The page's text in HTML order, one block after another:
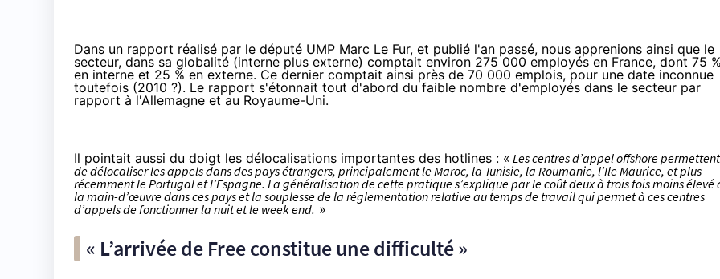
Dans un rapport réalisé par le député UMP Marc Le Fur, et publié l'an passé, nous apprenions ainsi que le
secteur, dans sa globalité (interne plus externe) comptait environ 275 000 employés en France, dont 75 %
en interne et 25 % en externe. Ce dernier comptait ainsi près de 70 000 emplois, pour une date inconnue
toutefois (2010 ?). Le rapport s'étonnait tout d'abord du faible nombre d'employés dans le secteur par
rapport à l'Allemagne et au Royaume-Uni.
Il pointait aussi du doigt les délocalisations importantes des hotlines : « Les centres d’appel offshore permettent
de délocaliser les appels dans des pays étrangers, principalement le Maroc, la Tunisie, la Roumanie, l’Ile Maurice, et plus
récemment le Portugal et l’Espagne. La généralisation de cette pratique s’explique par le coût deux à trois fois moins élevé
la main-d’œuvre dans ces pays et la souplesse de la réglementation relative au temps de travail qui permet à ces centres
d’appels de fonctionner la nuit et le week end. »
« L’arrivée de Free constitue une difficulté »